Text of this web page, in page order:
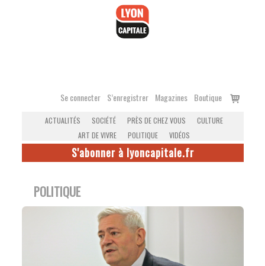
Se connecter S’enregistrer Magazines Boutique
Voir
ACTUALITÉS SOCIÉTÉ PRÈS DE CHEZ VOUS
CULTURE
ART DE VIVRE
POLITIQUE VIDÉOS
S'abonner à lyoncapitale.fr
POLITIQUE